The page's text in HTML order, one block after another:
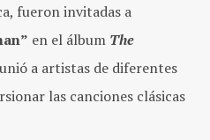
fueron invitadas a
en el álbum The
a artistas de diferentes
las canciones clásicas